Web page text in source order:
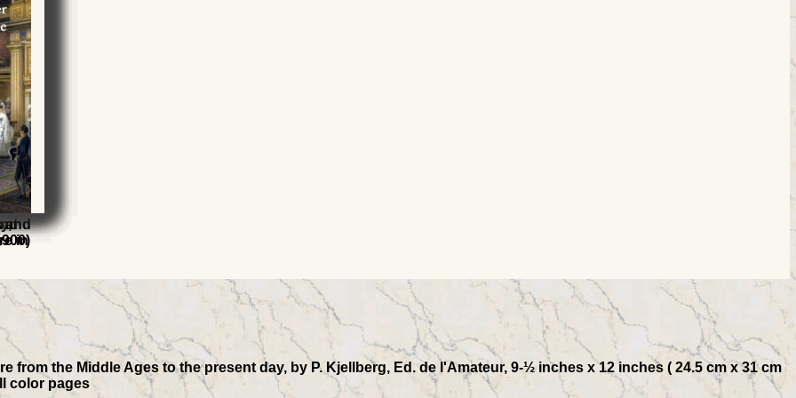
from the Middle Ages to the present day, by P. Kjellberg, Ed. de l'Amateur, 9-½ inches x 12 inches ( 24.5 cm x 31 cm
color pages
and
in